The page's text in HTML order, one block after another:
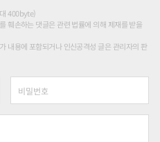
400byte)
훼손하는 댓글은 관련 법률에 의해 제재를 받을
내용에 포함되거나 인신공격성 글은 관리자의 판